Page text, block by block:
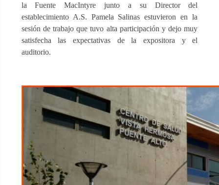
la Fuente MacIntyre junto a su Director del
establecimiento A.S. Pamela Salinas estuvieron en la
sesión de trabajo que tuvo alta participación y dejo muy
satisfecha las expectativas de la expositora y el
auditorio.